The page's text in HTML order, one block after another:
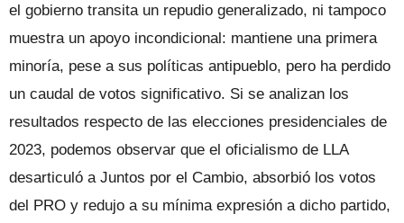
el gobierno transita un repudio generalizado, ni tampoco
muestra un apoyo incondicional: mantiene una primera
minoría, pese a sus políticas antipueblo, pero ha perdido
un caudal de votos significativo. Si se analizan los
resultados respecto de las elecciones presidenciales de
2023, podemos observar que el oficialismo de LLA
desarticuló a Juntos por el Cambio, absorbió los votos
del PRO y redujo a su mínima expresión a dicho partido,